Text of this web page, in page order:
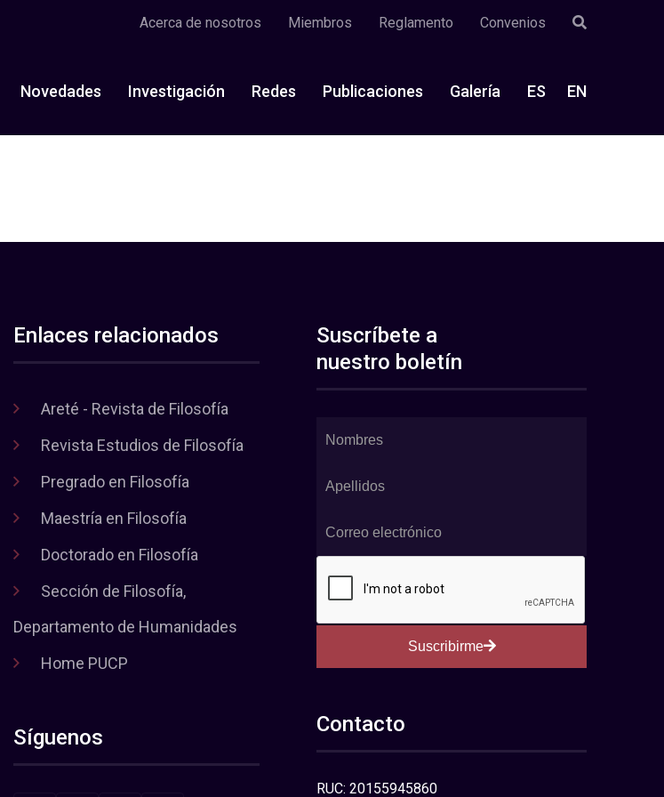
Acerca de nosotros Miembros Reglamento Convenios
Novedades Investigación Redes Publicaciones Galería ES EN
Enlaces relacionados
Areté - Revista de Filosofía
Revista Estudios de Filosofía
Pregrado en Filosofía
Maestría en Filosofía
Doctorado en Filosofía
Sección de Filosofía,
Departamento de Humanidades
Home PUCP
Síguenos
Suscríbete a
nuestro boletín
Suscribirme
Contacto
RUC: 20155945860